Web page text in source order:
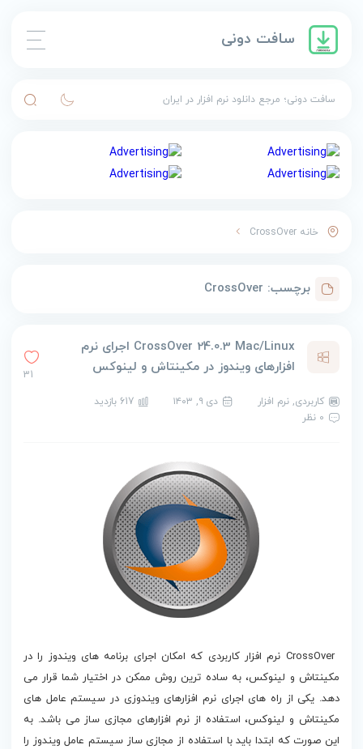
سافت دونی
سافت دونی؛ مرجع دانلود نرم افزار در ایران
خانه CrossOver
برچسب: CrossOver
CrossOver 24.0.3 Mac/Linux اجرای نرم
افزارهای ویندوز در مکینتاش و لینوکس
31
کاربردی, نرم افزار دی ۹, ۱۴۰۳
617 بازدید
0 نظر
CrossOver نرم افزار کاربردی که امکان اجرای برنامه های ویندوز را در
مکینتاش و لینوکس، به ساده ترین روش ممکن در اختیار شما قرار می
دهد. یکی از راه های اجرای نرم افزارهای ویندوزی در سیستم عامل های
مکینتاش و لینوکس، استفاده از نرم افزارهای مجازی ساز می باشد. به
این صورت که ابتدا باید با استفاده از مجازی ساز سیستم عامل ویندوز را